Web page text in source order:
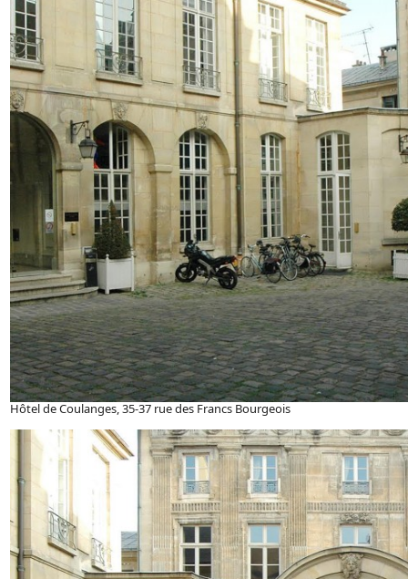
Hôtel de Coulanges, 35-37 rue des Francs Bourgeois